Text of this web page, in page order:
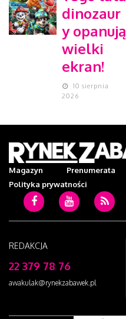
dinozaur
y opanują
wielki
ekran!
10 sierpnia
2026
Magazyn Prenumerata
Polityka prywatności
c Youtube RSS
REDAKCJA
22 379 78 76
awakulak@rynekzabawek.pl